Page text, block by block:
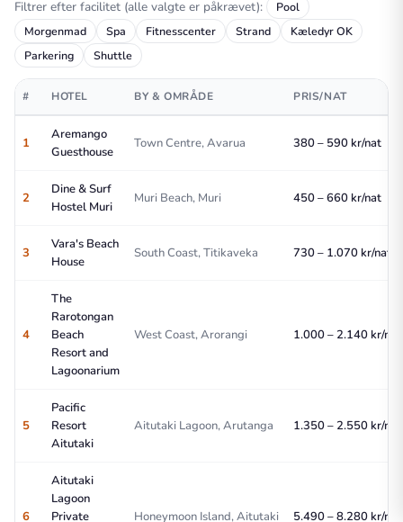
Filtrer efter facilitet (alle valgte er påkrævet):
Pool
Morgenmad
Spa Fitnesscenter Strand
Kæledyr OK
Parkering
Shuttle
# HOTEL BY & OMRÅDE PRIS/NAT
1
Aremango
Guesthouse
Town Centre, Avarua 380 – 590 kr/nat
2
Dine & Surf
Hostel Muri
Muri Beach, Muri 450 – 660 kr/nat
3
Vara's Beach
House
South Coast, Titikaveka 730 – 1.070 kr/nat
4
The
Rarotongan
Beach
Resort and
Lagoonarium
West Coast, Arorangi 1.000 – 2.140 kr/nat
5
Pacific
Resort
Aitutaki
Aitutaki Lagoon, Arutanga 1.350 – 2.550 kr/nat
6
Aitutaki
Lagoon
Private
Honeymoon Island, Aitutaki 5.490 – 8.280 kr/nat